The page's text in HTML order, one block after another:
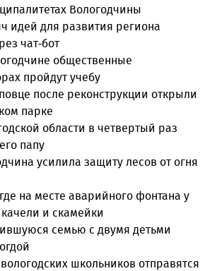
Вологодчины
идей для развития региона
чат-бот
общественные
пройдут учебу
после реконструкции открыли
парке
области в четвертый раз
папу
усилила защиту лесов от огня
на месте аварийного фонтана у
и скамейки
семью с двумя детьми
школьников отправятся